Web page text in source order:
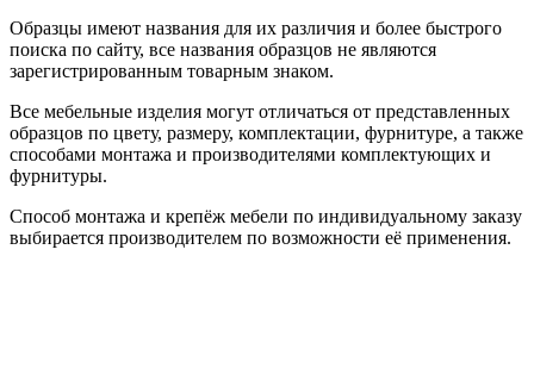
Образцы имеют названия для их различия и более быстрого
поиска по сайту, все названия образцов не являются
зарегистрированным товарным знаком.
Все мебельные изделия могут отличаться от представленных
образцов по цвету, размеру, комплектации, фурнитуре, а также
способами монтажа и производителями комплектующих и
фурнитуры.
Способ монтажа и крепёж мебели по индивидуальному заказу
выбирается производителем по возможности её применения.